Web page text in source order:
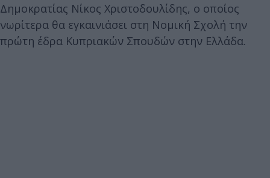
Δημοκρατίας Νίκος Χριστοδουλίδης, ο οποίος
νωρίτερα θα εγκαινιάσει στη Νομική Σχολή την
πρώτη έδρα Κυπριακών Σπουδών στην Ελλάδα.